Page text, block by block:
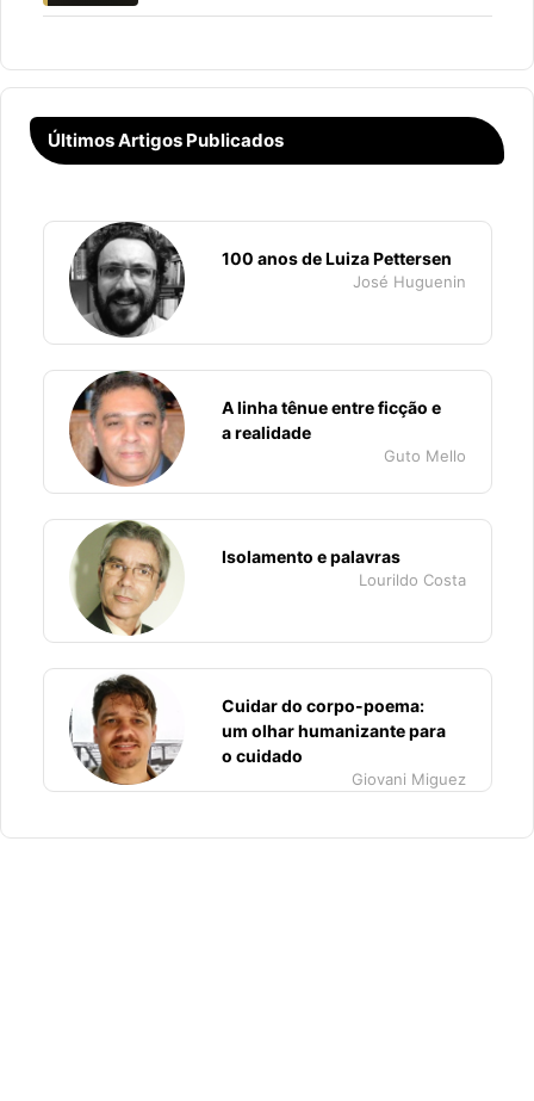
Últimos Artigos Publicados
100 anos de Luiza Pettersen
José Huguenin
A linha tênue entre ficção e
a realidade
Guto Mello
Isolamento e palavras
Lourildo Costa
Cuidar do corpo-poema:
um olhar humanizante para
o cuidado
Giovani Miguez